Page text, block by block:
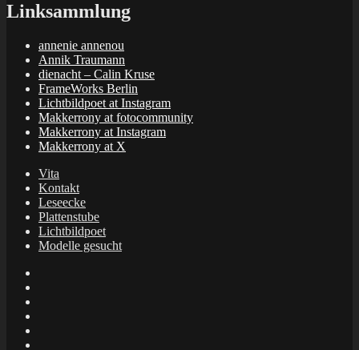
Linksammlung
annenie annenou
Annik Traumann
dienacht – Calin Kruse
FrameWorks Berlin
Lichtbildpoet at Instagram
Makkerrony at fotocommunity
Makkerrony at Instagram
Makkerrony at X
Vita
Kontakt
Leseecke
Plattenstube
Lichtbildpoet
Modelle gesucht